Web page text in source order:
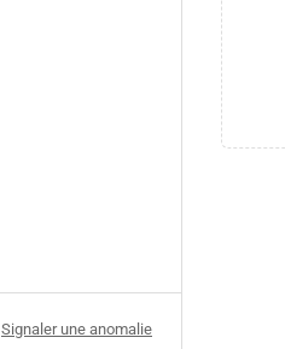
Signaler une anomalie